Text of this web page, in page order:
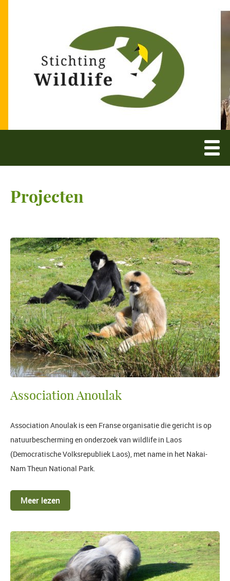
Projecten
Association Anoulak
Association Anoulak is een Franse organisatie die gericht is op
natuurbescherming en onderzoek van wildlife in Laos
(Democratische Volksrepubliek Laos), met name in het Nakai-
Nam Theun National Park.
Meer lezen